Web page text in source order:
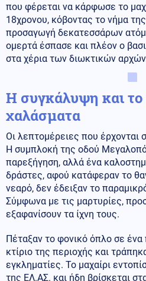
που φέρεται να κάρφωσε το
18χρονου, κόβοντας το νήμα
προσαγωγή δεκατεσσάρων
ομερτά έσπασε και πλέον ο
στα χέρια των διωκτικών
Η συγκάλυψη και το
χαλάσματα
Οι λεπτομέρειες που
Η συμπλοκή της οδού
παρεξήγηση, αλλά ένα
δράστες, αφού κατάφεραν το
νεαρό, δεν έδειξαν το
Σύμφωνα με τις μαρτυρίες,
εξαφανίσουν τα ίχνη τους.
Πέταξαν το φονικό όπλο σε ένα
κτίριο της περιοχής και
εγκληματίες. Το μαχαίρι
της ΕΛ.ΑΣ. και ήδη βρίσκεται